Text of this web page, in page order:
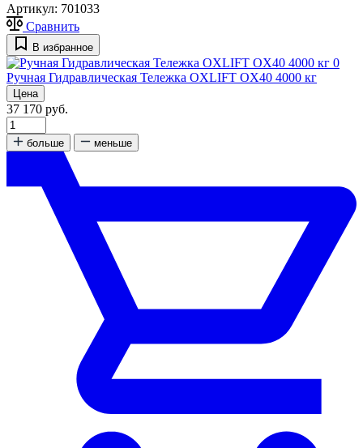
Артикул: 701033
Сравнить
В избранное
0
Ручная Гидравлическая Тележка OXLIFT OX40 4000 кг
Цена
37 170 руб.
больше меньше